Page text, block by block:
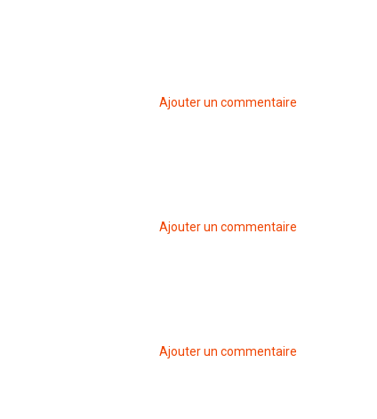
Ajouter un commentaire
Ajouter un commentaire
Ajouter un commentaire